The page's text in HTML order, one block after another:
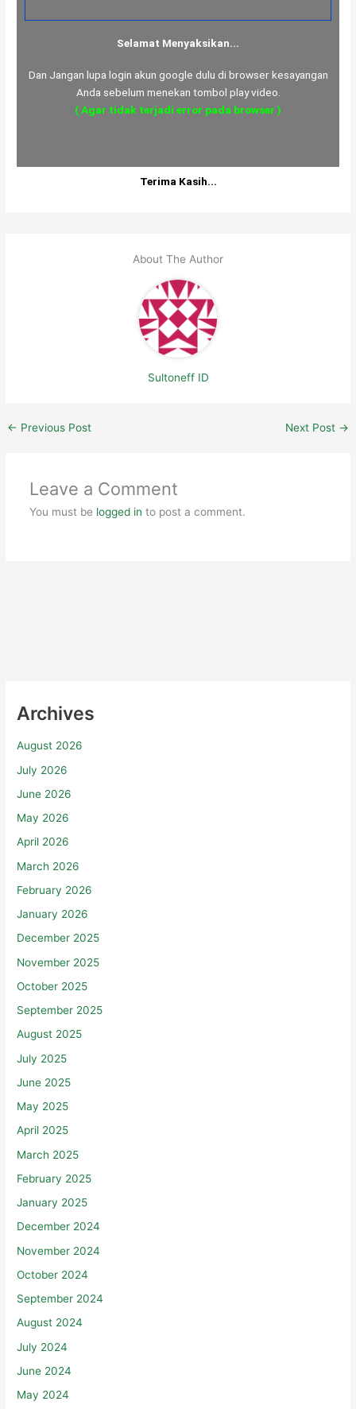
Archives
August 2026
July 2026
June 2026
May 2026
April 2026
March 2026
February 2026
January 2026
December 2025
November 2025
October 2025
September 2025
August 2025
July 2025
June 2025
May 2025
April 2025
March 2025
February 2025
January 2025
December 2024
November 2024
October 2024
September 2024
August 2024
July 2024
June 2024
May 2024
Selamat Menyaksikan...
Dan Jangan lupa login akun google dulu di browser kesayangan
Anda sebelum menekan tombol play video.
( Agar tidak terjadi error pada browser )
Terima Kasih...
About The Author
Sultoneff ID
← Previous Post Next Post →
Leave a Comment
You must be logged in to post a comment.